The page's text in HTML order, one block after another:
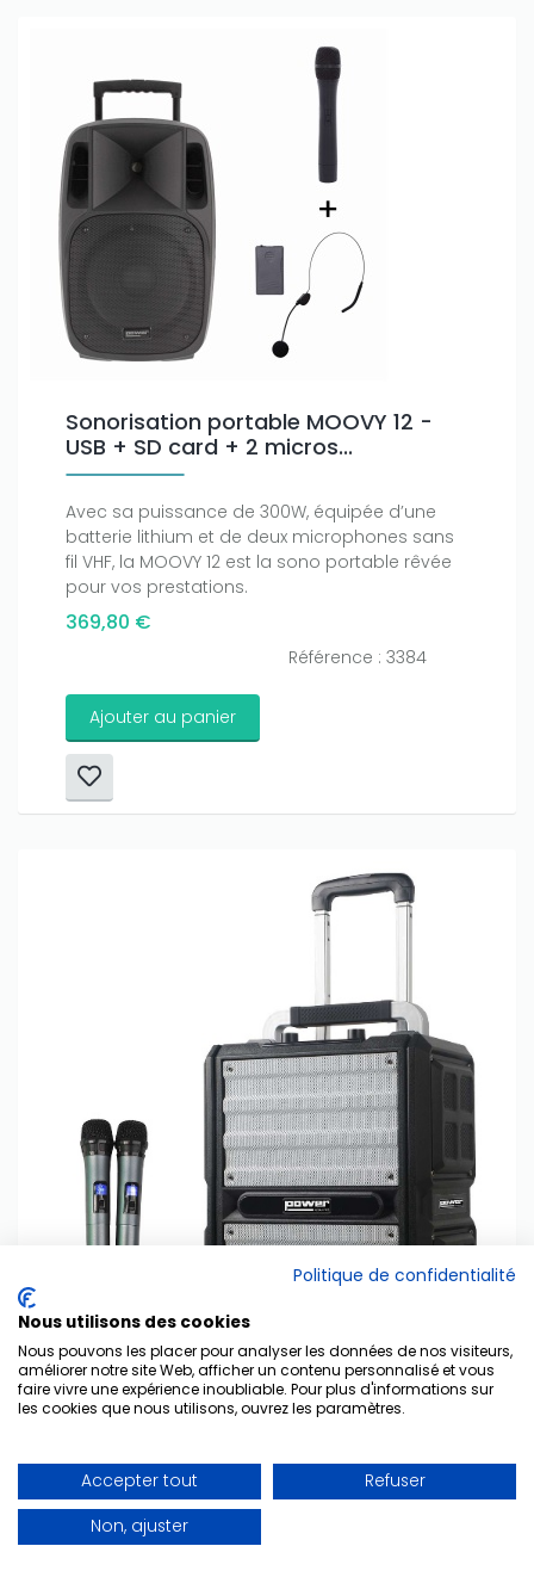
Sonorisation portable MOOVY 12 -
USB + SD card + 2 micros...
Avec sa puissance de 300W, équipée d’une
batterie lithium et de deux microphones sans
fil VHF, la MOOVY 12 est la sono portable rêvée
pour vos prestations.
369,80 €
Référence : 3384
Ajouter au panier
Sono portable FUNMOVE 250
if you really want to win a huge
amount on your credits!
Politique de confidentialité
Nous utilisons des cookies
Nous pouvons les placer pour analyser les données de nos visiteurs,
améliorer notre site Web, afficher un contenu personnalisé et vous
faire vivre une expérience inoubliable. Pour plus d'informations sur
les cookies que nous utilisons, ouvrez les paramètres.
Accepter tout
Refuser
Non, ajuster